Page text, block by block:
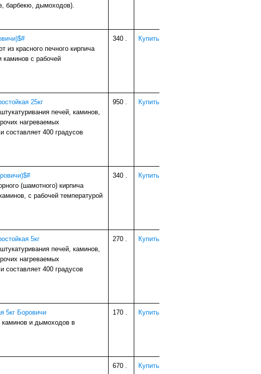
барбекю, дымоходов).
из красного печного кирпича
каминов с рабочей
340 . Купить
25кг
печей, каминов,
нагреваемых
составляет 400 градусов
950 . Купить
(шамотного) кирпича
с рабочей температурой
340 . Купить
5кг
печей, каминов,
нагреваемых
составляет 400 градусов
270 . Купить
5кг Боровичи
каминов и дымоходов в
170 . Купить
670 . Купить